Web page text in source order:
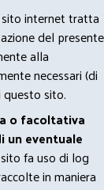
internet tratta
del presente
alla
necessari (di
sito.
o facoltativa
un eventuale
fa uso di log
in maniera